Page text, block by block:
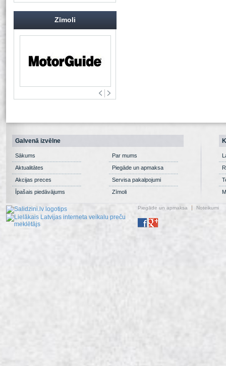
Zīmoli
Galvenā izvēlne
Sākums
Aktualitātes
Akcijas preces
Īpašais piedāvājums
Par mums
Piegāde un apmaksa
Servisa pakalpojumi
Zīmoli
Piegāde un apmaksa Noteikumi